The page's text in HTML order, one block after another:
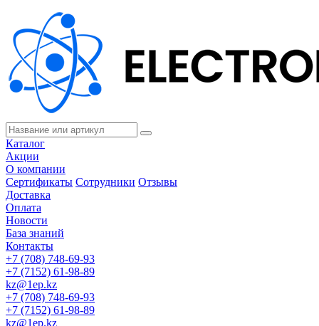
Каталог
Акции
О компании
Сертификаты Сотрудники Отзывы
Доставка
Оплата
Новости
База знаний
Контакты
+7 (708) 748-69-93
+7 (7152) 61-98-89
kz@1ep.kz
+7 (708) 748-69-93
+7 (7152) 61-98-89
kz@1ep.kz